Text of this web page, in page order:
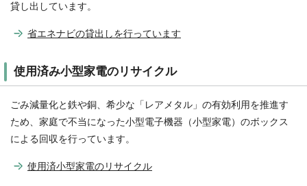
貸し出しています。
省エネナビの貸出しを行っています
使用済み小型家電のリサイクル
ごみ減量化と鉄や銅、希少な「レアメタル」の有効利用を推進す
ため、家庭で不当になった小型電子機器（小型家電）のボックス
による回収を行っています。
使用済小型家電のリサイクル